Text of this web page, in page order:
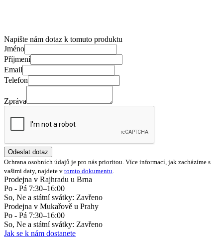
Napište nám dotaz k tomuto produktu
Jméno
Příjmení
Email
Telefon
Zpráva
Odeslat dotaz
Ochrana osobních údajů je pro nás prioritou. Více informací, jak zacházíme s
vašimi daty, najdete v tomto dokumentu
Prodejna v Rajhradu u Brna
Po - Pá 7:30–16:00
So, Ne a státní svátky: Zavřeno
Prodejna v Mukařově u Prahy
Po - Pá 7:30–16:00
So, Ne a státní svátky: Zavřeno
Jak se k nám dostanete